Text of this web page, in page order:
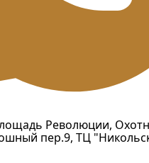
Революции,
пер.9, ТЦ